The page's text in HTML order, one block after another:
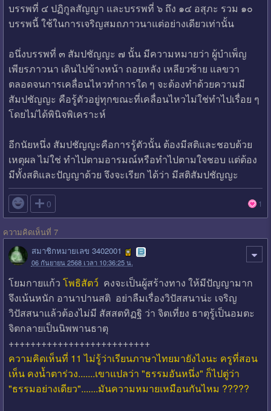
บรรพที่ ๔ ปฏิกูลสัญญา และบรรพที่ ๖ ถึง ๑๔ อสุภะ รวม ๑๐
บรรพนี้ ใช้ในการเจริญสมถภาวนาแต่อย่างเดียวเท่านั้น
อนึ่งบรรพที่ ๓ สัมปชัญญะ ๗ นั้น มีความหมายว่า ผู้บำเพ็ญ
เพียรภาวนา เดินไปข้างหน้า ถอยหลัง เหลียวซ้าย แลขวา
ตลอดจนการเคลื่อนไหวทำการใด ๆ จะต้องทำด้วยความมี
สัมปชัญญะ คือรู้ตัวอยู่ทุกขณะที่เคลื่อนไหวไม่ใช่ทำไปเรื่อย ๆ
โดยไม่ได้พินิจพิเคราะห์
อีกนัยหนึ่ง สัมปชัญญะคือการรู้ตัวนั้น ต้องมีสติและชอบด้วย
เหตุผล ไม่ใช่ ทำไปตามอารมณ์หรือทำไปตามใจชอบ แต่ต้อง
มีทั้งสติและปัญญาด้วย จึงจะเรียก ได้ว่า มีสติสัมปชัญญะ
 0 1
ความคิดเห็นที่ 7
สมาชิกหมายเลข 3402001
06 กันยายน 2568 เวลา 10:36:25 น.
โยมกายแก้ว โพธิสัตว์ คงจะเป็นผู้สร้างทาง ให้มีปัญญามาก
จึงเน้นหนัก อานาปานสติ อย่าลืมเรื่องวิปัสสนาน่ะ เจริญ
วิปัสสนาแล้วต้องไม่มี สัสสตทิฏฐิ ว่า จิตเที่ยง ธาตุรู้เป็นอมตะ
จิตกลายเป็นนิพพานธาตุ
++++++++++++++++++++++++++
ความคิดเห็นที่ 11 ไม่รู้ว่าเรียนภาษาไทยมายังไงนะ ครูที่สอน
เห็น คงน้ำตาร่วง.......เขาแปลว่า "ธรรมอันหนึ่ง" ก็ไปตู่ว่า
"ธรรมอย่างเดียว".......มันความหมายเหมือนกันไหม ?????